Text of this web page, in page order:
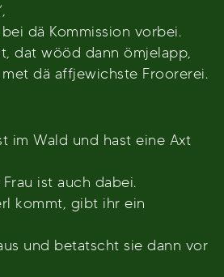
dä Kommission vorbei.
dat wööd dann ömjelapp,
dä affjewichste Froorerei.
im Wald und hast eine Axt
ist auch dabei.
kommt, gibt ihr ein
und betatscht sie dann vor